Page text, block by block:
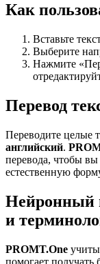
Как
Вставьте
Выберите
Нажмите
Перевод
Переводите целые
английский.
перевода, чтобы
естественную
Нейронный
и
PROMT.One
помогает получать